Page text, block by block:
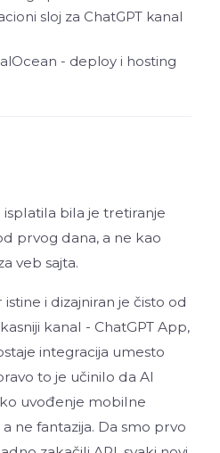
sloj za ChatGPT kanal
- deploy i hosting
isplatila bila je tretiranje
prvog dana, a ne kao
veb sajta.
i dizajniran je čisto od
kanal - ChatGPT App,
integracija umesto
to je učinilo da AI
uvođenje mobilne
ne fantazija. Da smo prvo